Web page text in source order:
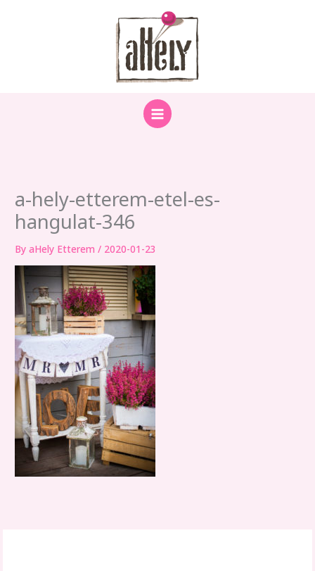
a-hely-etterem-etel-es-
hangulat-346
ByaHely Etterem/ 2020-01-23